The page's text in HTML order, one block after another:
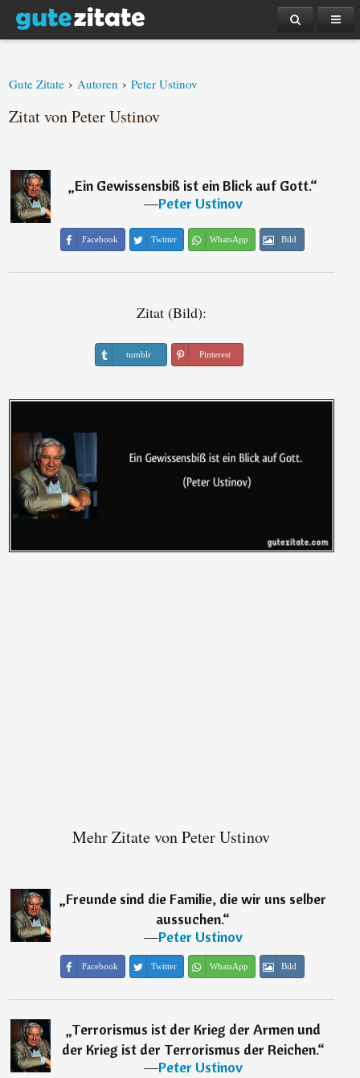
Gute Zitate › Autoren › Peter Ustinov
Zitat von Peter Ustinov
„Ein Gewissensbiß ist ein Blick auf Gott.“
―Peter Ustinov
Facebook Twitter WhatsApp Bild
Zitat (Bild):
tumblr Pinterest
Mehr Zitate von Peter Ustinov
„Freunde sind die Familie, die wir uns selber
aussuchen.“
―Peter Ustinov
Facebook Twitter WhatsApp Bild
„Terrorismus ist der Krieg der Armen und
der Krieg ist der Terrorismus der Reichen.“
―Peter Ustinov